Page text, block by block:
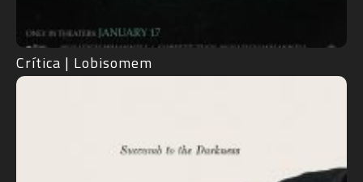
Crítica | Lobisomem